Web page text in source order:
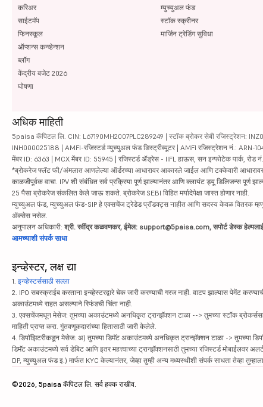
करिअर
साईटमॅप
फिनस्कूल
ऑप्शन्स कन्व्हेन्शन
ब्लॉग
केंद्रीय बजेट 2026
घोषणा
म्युच्युअल फंड
स्टॉक स्क्रीनर
मार्जिन ट्रेडिंग सुविधा
अधिक माहिती
5paisa कॅपिटल लि. CIN: L67190MH2007PLC289249 | स्टॉक ब्रोकर सेबी रजिस्ट्रेशन:
INH000025188 | AMFI-रजिस्टर्ड म्युच्युअल फंड डिस्ट्रीब्यूटर | AMFI रजिस्ट्रेशन नं.: ARN-
मेंबर ID: 6363 | MCX मेंबर ID: 55945 | रजिस्टर्ड ॲड्रेस - IIFL हाऊस, सन इन्फोटेक पार्क, रोड
*ब्रोकरेज फ्लॅट फी/अंमलात आणलेल्या ऑर्डरच्या आधारावर आकारले जाईल आणि टक्केवारी आधारावर
काळजीपूर्वक वाचा. IPV शी संबंधित सर्व प्रक्रिया पूर्ण झाल्यानंतर आणि क्लायंट ड्यू डिलिजन्स
25 पैसा ब्रोकरेज संकलित केले जाऊ शकते. ब्रोकरेज SEBI विहित मर्यादेपेक्षा जास्त होणार नाही.
म्युच्युअल फंड, म्युच्युअल फंड-SIP हे एक्सचेंज ट्रेडेड प्रॉडक्ट्स नाहीत आणि सदस्य केवळ वितरक म्हणून
ॲक्सेस नसेल.
अनुपालन अधिकारी: श्री. रवींद्र कळवणकर, ईमेल: support@5paisa.com, सपोर्ट डेस्क
आमच्याशी संपर्क साधा
इन्व्हेस्टर, लक्ष द्या
1. इन्व्हेस्टर्ससाठी सल्ला
2. IPO सबस्क्राईब करताना इन्व्हेस्टरद्वारे चेक जारी करण्याची गरज नाही. वाटप झाल्यास पेमेंट
अकाउंटमध्ये राहत असल्याने रिफंडची चिंता नाही.
3. एक्सचेंजमधून मेसेज: तुमच्या अकाउंटमध्ये अनधिकृत ट्रान्झॅक्शन टाळा --> तुमच्या स्टॉक
माहिती प्राप्त करा. गुंतवणूकदारांच्या हितासाठी जारी केलेले.
4. डिपॉझिटरीकडून मेसेज: अ) तुमच्या डिमॅट अकाउंटमध्ये अनधिकृत ट्रान्झॅक्शन टाळा -> तुमच्या
डिमॅट अकाउंटमध्ये सर्व डेबिट आणि इतर महत्त्वाच्या ट्रान्झॅक्शनसाठी तुमच्या रजिस्टर्ड मोबाईलवर
DP, म्युच्युअल फंड इ.) मार्फत KYC केल्यानंतर, जेव्हा तुम्ही अन्य मध्यस्थीशी संपर्क साधता तेव्हा
©2026, 5paisa कॅपिटल लि. सर्व हक्क राखीव.